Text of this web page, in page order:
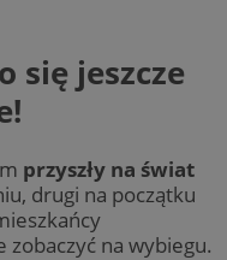
się jeszcze
przyszły na świat
drugi na początku
zobaczyć na wybiegu.